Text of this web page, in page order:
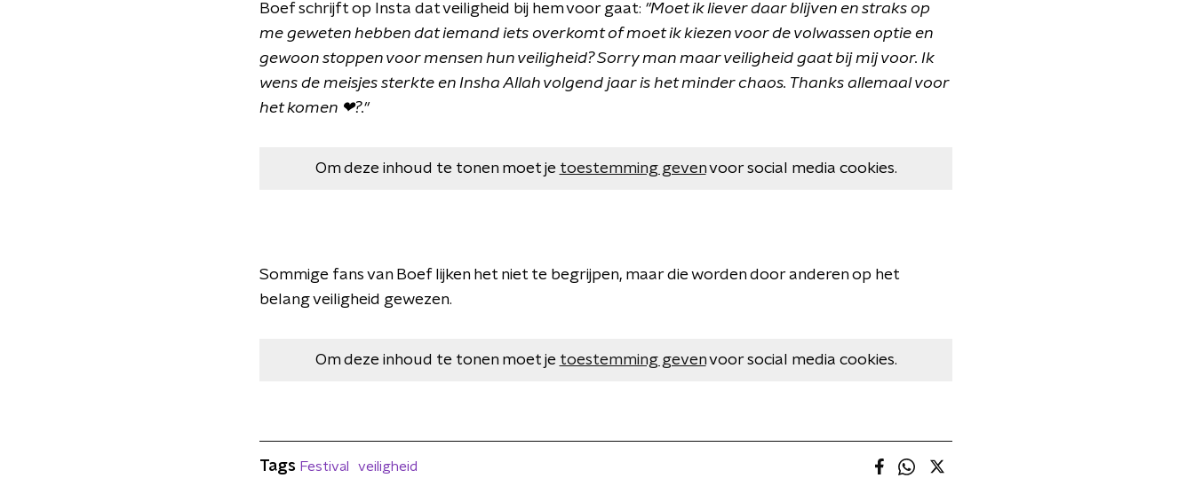
Boef schrijft op Insta dat veiligheid bij hem voor gaat: "Moet ik liever daar blijven en straks op
me geweten hebben dat iemand iets overkomt of moet ik kiezen voor de volwassen optie en
gewoon stoppen voor mensen hun veiligheid? Sorry man maar veiligheid gaat bij mij voor. Ik
wens de meisjes sterkte en Insha Allah volgend jaar is het minder chaos. Thanks allemaal voor
het komen ❤?."
Om deze inhoud te tonen moet je toestemming gevenvoor social media cookies.
Sommige fans van Boef lijken het niet te begrijpen, maar die worden door anderen op het
belang veiligheid gewezen.
Om deze inhoud te tonen moet je toestemming gevenvoor social media cookies.
Tags Festival veiligheid